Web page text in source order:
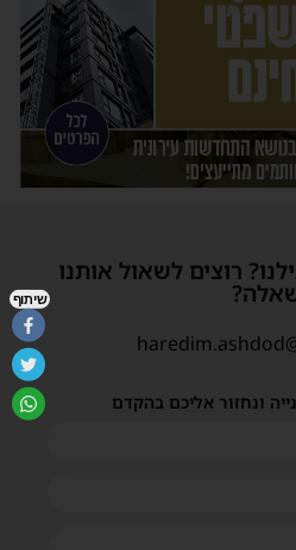
רוצים לשאול אותנו
ונחזור אליכם בהקדם
שיתוף